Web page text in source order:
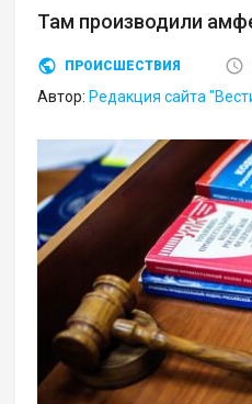
Там производили
ПРОИСШЕСТВИЯ
Автор: Редакция сайта